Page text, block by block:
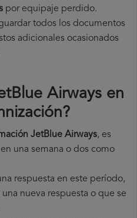
por equipaje perdido.
todos los documentos
adicionales ocasionados
Airways en
JetBlue Airways, es
una semana o dos como
respuesta en este período,
nueva respuesta o que se